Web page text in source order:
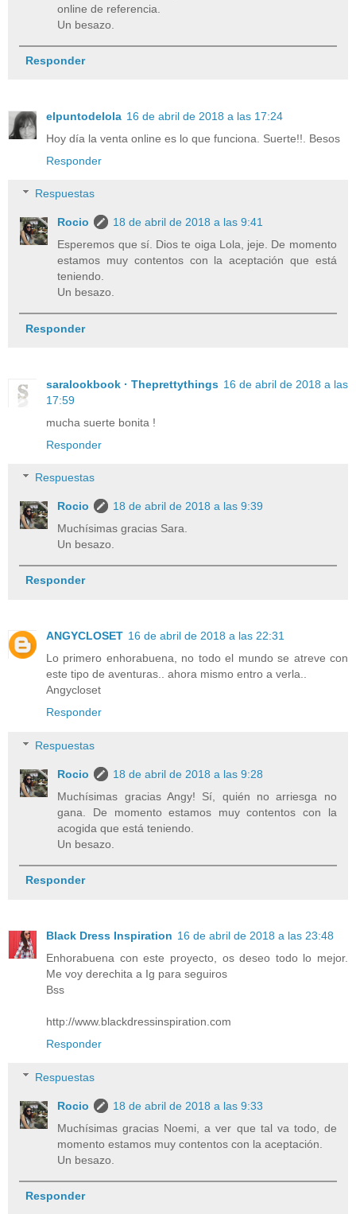
online de referencia.
Un besazo.
Responder
elpuntodelola 16 de abril de 2018 a las 17:24
Hoy día la venta online es lo que funciona. Suerte!!. Besos
Responder
Respuestas
Rocio
18 de abril de 2018 a las 9:41
Esperemos que sí. Dios te oiga Lola, jeje. De momento
estamos muy contentos con la aceptación que está
teniendo.
Un besazo.
Responder
saralookbook · Theprettythings 16 de abril de 2018 a las
17:59
mucha suerte bonita !
Responder
Respuestas
Rocio
18 de abril de 2018 a las 9:39
Muchísimas gracias Sara.
Un besazo.
Responder
ANGYCLOSET 16 de abril de 2018 a las 22:31
Lo primero enhorabuena, no todo el mundo se atreve con
este tipo de aventuras.. ahora mismo entro a verla..
Angycloset
Responder
Respuestas
Rocio
18 de abril de 2018 a las 9:28
Muchísimas gracias Angy! Sí, quién no arriesga no
gana. De momento estamos muy contentos con la
acogida que está teniendo.
Un besazo.
Responder
Black Dress Inspiration 16 de abril de 2018 a las 23:48
Enhorabuena con este proyecto, os deseo todo lo mejor.
Me voy derechita a Ig para seguiros
Bss
http://www.blackdressinspiration.com
Responder
Respuestas
Rocio
18 de abril de 2018 a las 9:33
Muchísimas gracias Noemi, a ver que tal va todo, de
momento estamos muy contentos con la aceptación.
Un besazo.
Responder